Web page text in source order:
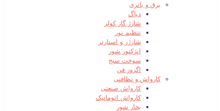
برق و باتری
دیاگ
شارژ گاز کولر
تنظیم نور
شارژر و استارتر
انژکتور شور
سوخت سنج
اگزوز فن
کارواش و نظافتی
کارواش صنعتی
کارواش اتوماتیک
بخار شور